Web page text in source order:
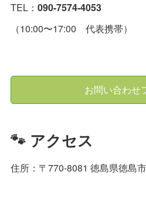
TEL：090-7574-4053
（10:00〜17:00 代表携帯）
お問い合わせ
🐾 アクセス
住所：〒770-8081 徳島県徳島